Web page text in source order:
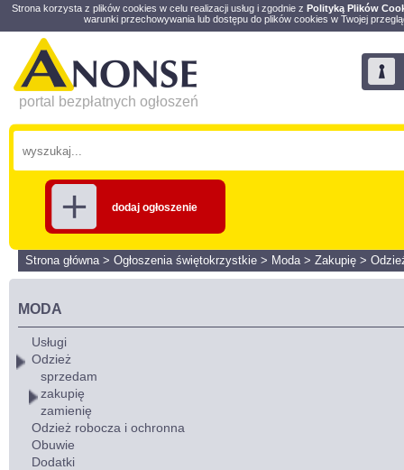
Strona korzysta z plików cookies w celu realizacji usług i zgodnie z Polityką Plików
warunki przechowywania lub dostępu do plików cookies w Twojej
portal bezpłatnych ogłoszeń
dodaj ogłoszenie
Strona główna> Ogłoszenia świętokrzystkie > Moda> Zakupię >
MODA
Usługi
Odzież
sprzedam
zakupię
zamienię
Odzież robocza i ochronna
Obuwie
Dodatki